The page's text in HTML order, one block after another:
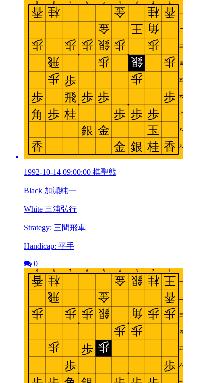
1992-10-14 09:00:00 棋聖戦
Black 加瀬純一
White 三浦弘行
Strategy: 三間飛車
Handicap: 平手
0